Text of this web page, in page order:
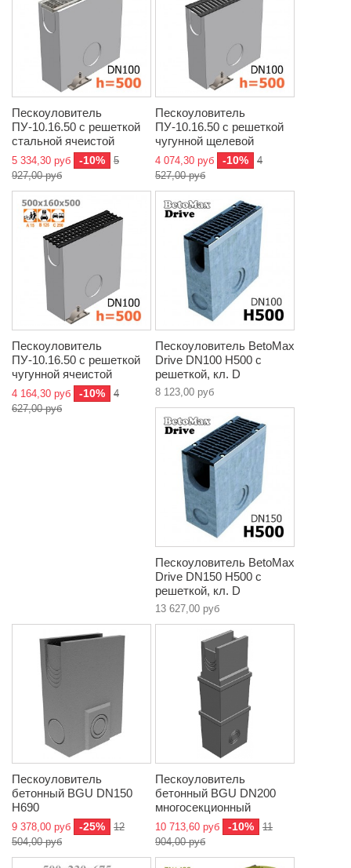
Пескоуловитель
ПУ-10.16.50 с решеткой
стальной ячеистой
5 334,30 руб -10%
5
927,00 руб
Пескоуловитель
ПУ-10.16.50 с решеткой
чугунной щелевой
4 074,30 руб -10%
4
527,00 руб
Пескоуловитель
ПУ-10.16.50 с решеткой
чугунной ячеистой
4 164,30 руб -10%
4
627,00 руб
Пескоуловитель BetoMax
Drive DN100 H500 с
решеткой, кл. D
8 123,00 руб
Пескоуловитель BetoMax
Drive DN150 H500 с
решеткой, кл. D
13 627,00 руб
Пескоуловитель
бетонный BGU DN150
H690
9 378,00 руб -25%
12
504,00 руб
Пескоуловитель
бетонный BGU DN200
многосекционный
10 713,60 руб -10%
11
904,00 руб